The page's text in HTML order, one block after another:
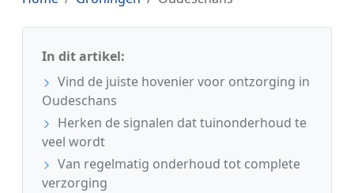
In dit artikel:
Vind de juiste hovenier voor ontzorging in
Oudeschans
Herken de signalen dat tuinonderhoud te
veel wordt
Van regelmatig onderhoud tot complete
verzorging